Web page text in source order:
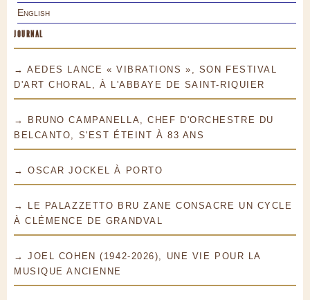
English
JOURNAL
→ AEDES LANCE « VIBRATIONS », SON FESTIVAL
D'ART CHORAL, À L'ABBAYE DE SAINT-RIQUIER
→ BRUNO CAMPANELLA, CHEF D'ORCHESTRE DU
BELCANTO, S'EST ÉTEINT À 83 ANS
→ OSCAR JOCKEL À PORTO
→ LE PALAZZETTO BRU ZANE CONSACRE UN CYCLE
À CLÉMENCE DE GRANDVAL
→ JOEL COHEN (1942-2026), UNE VIE POUR LA
MUSIQUE ANCIENNE